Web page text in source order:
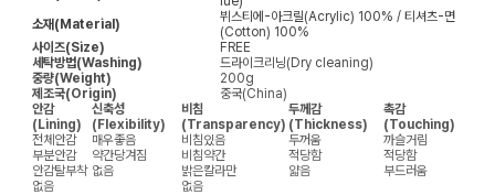
소재(Material)
뷔스티에-아크릴(Acrylic) 100% / 티셔츠-면
(Cotton) 100%
사이즈(Size)
FREE
세탁방법(Washing)
드라이크리닝(Dry cleaning)
중량(Weight)
200g
제조국(Origin)
중국(China)
안감
(Lining)
신축성
(Flexibility)
비침
(Transparency)
두께감
(Thickness)
촉감
(Touching)
전체안감
매우좋음 비침있음 두꺼움
까슬거림
부분안감
약간당겨짐 비침약간 적당함
적당함
안감탈부착 없음 밝은칼라만 얇음
부드러움
없음
없음